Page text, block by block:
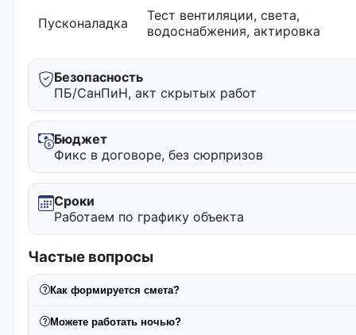
Пусконаладка
Тест вентиляции, света,
водоснабжения, актировка
Безопасность
ПБ/СанПиН, акт скрытых работ
Бюджет
Фикс в договоре, без сюрпризов
Сроки
Работаем по графику объекта
Частые вопросы
Как формируется смета?
Можете работать ночью?